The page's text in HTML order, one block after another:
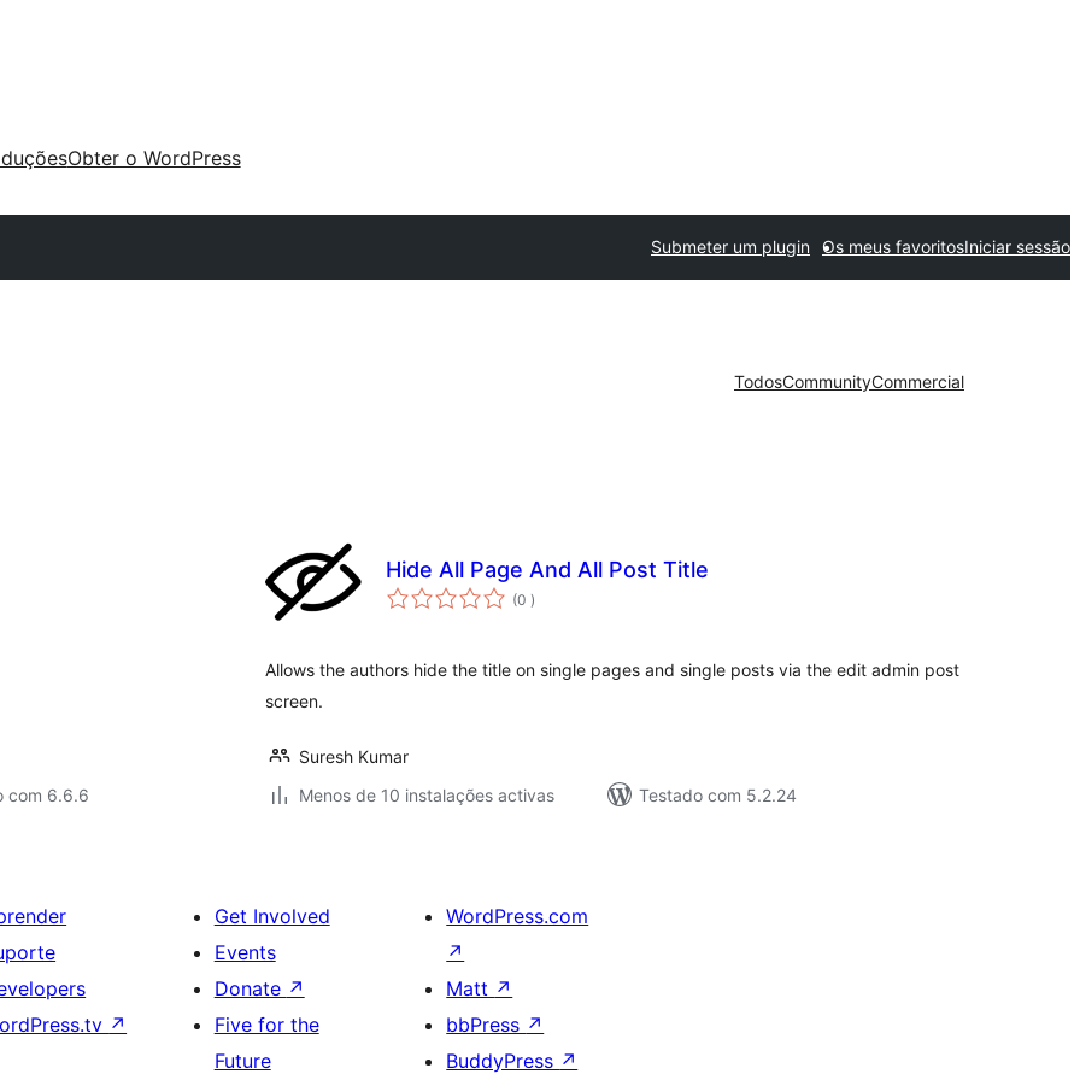
Obter o WordPress
Submeter um plugin Os meus favoritosIniciar sessão
TodosCommunityCommercial
com 6.6.6
Hide All Page And All Post Title
(0 classificações
)
Allows the authors hide the title on single pages and single posts via the edit admin post
screen.
Suresh Kumar
Menos de 10 instalações activas
Testado com 5.2.24
↗
Get Involved
Events
Donate ↗
Five for the
Future
WordPress.com
↗
Matt ↗
bbPress ↗
BuddyPress ↗